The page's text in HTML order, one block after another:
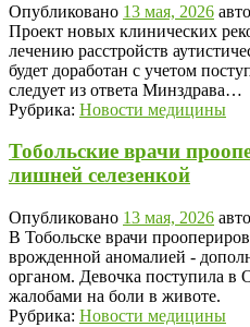
Опубликовано 13 мая, 2026
Проект новых клинических
лечению расстройств
будет доработан с учетом
следует из ответа Минздрава…
Рубрика: Новости медицины
Тобольские врачи
лишней селезенкой
Опубликовано 13 мая, 2026
В Тобольске врачи
врожденной аномалией -
органом. Девочка поступила
жалобами на боли в животе.
Рубрика: Новости медицины